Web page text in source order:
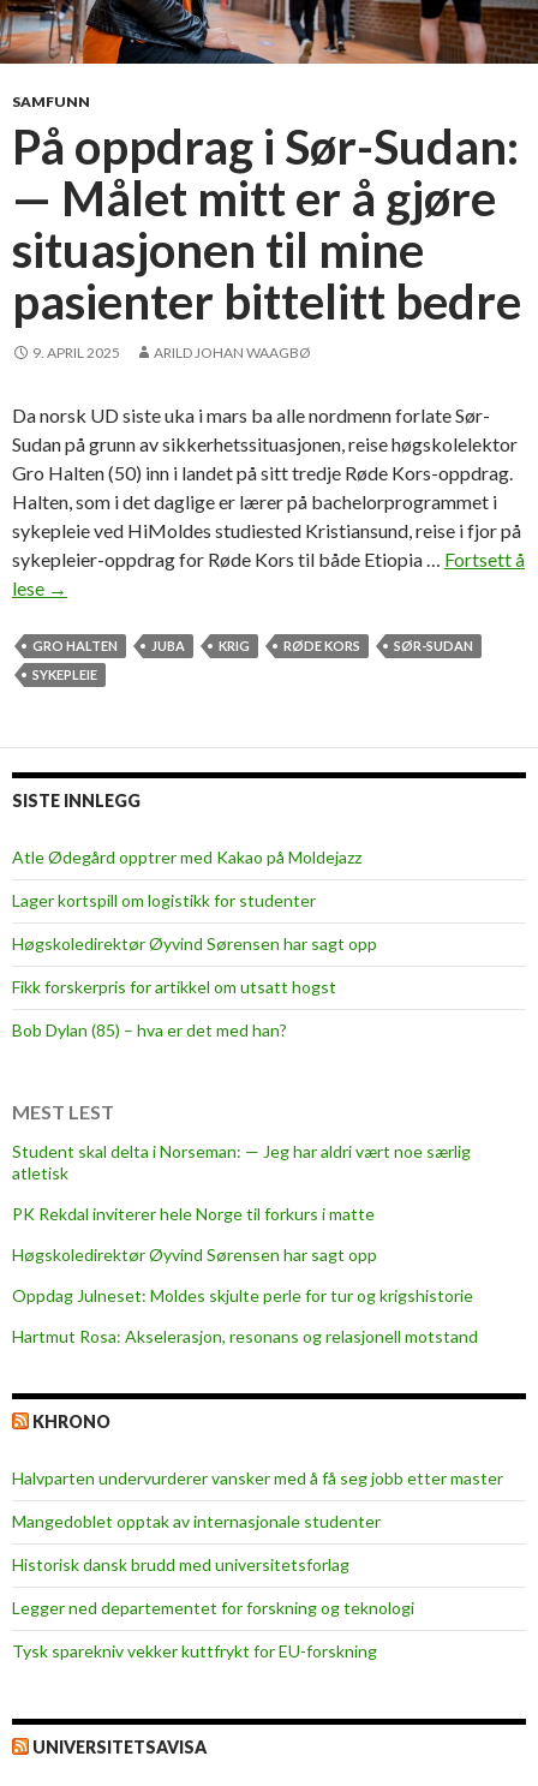
SAMFUNN
På oppdrag i Sør-Sudan:
— Målet mitt er å gjøre
situasjonen til mine
pasienter bittelitt bedre
9. APRIL 2025 ARILD JOHAN WAAGBØ
Da norsk UD siste uka i mars ba alle nordmenn forlate Sør-
Sudan på grunn av sikkerhetssituasjonen, reise høgskolelektor
Gro Halten (50) inn i landet på sitt tredje Røde Kors-oppdrag.
Halten, som i det daglige er lærer på bachelorprogrammet i
sykepleie ved HiMoldes studiested Kristiansund, reise i fjor på
sykepleier-oppdrag for Røde Kors til både Etiopia … Fortsett å
lese P
o
p
a
i
S
ø
r
-
S
u
n
—
å
l
t
m
t
t
r
g
j
r
e
t
→
GRO HALTEN JUBA KRIG RØDE KORS
SØR-SUDAN
SYKEPLEIE
SISTE INNLEGG
Atle Ødegård opptrer med Kakao på Moldejazz
Lager kortspill om logistikk for studenter
Høgskoledirektør Øyvind Sørensen har sagt opp
Fikk forskerpris for artikkel om utsatt hogst
Bob Dylan (85) – hva er det med han?
MEST LEST
Student skal delta i Norseman: — Jeg har aldri vært noe særlig
atletisk
PK Rekdal inviterer hele Norge til forkurs i matte
Høgskoledirektør Øyvind Sørensen har sagt opp
Oppdag Julneset: Moldes skjulte perle for tur og krigshistorie
Hartmut Rosa: Akselerasjon, resonans og relasjonell motstand
KHRONO
Halvparten undervurderer vansker med å få seg jobb etter master
Mangedoblet opptak av internasjonale studenter
Historisk dansk brudd med universitetsforlag
Legger ned departementet for forskning og teknologi
Tysk sparekniv vekker kuttfrykt for EU-forskning
UNIVERSITETSAVISA